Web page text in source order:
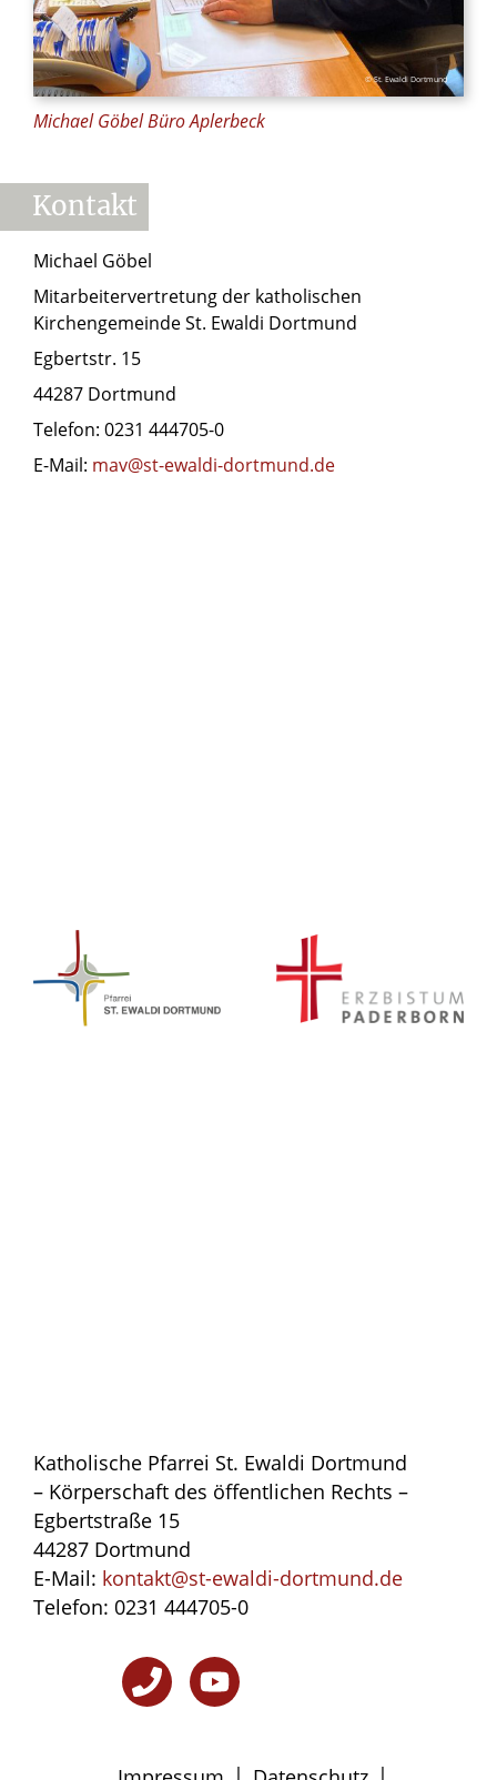
© St. Ewaldi Dortmund
Michael Göbel Büro Aplerbeck
Kontakt
Michael Göbel
Mitarbeitervertretung der katholischen
Kirchengemeinde St. Ewaldi Dortmund
Egbertstr. 15
44287 Dortmund
Telefon: 0231 444705-0
E-Mail: mav@st-ewaldi-dortmund.de
Katholische Pfarrei St. Ewaldi Dortmund
– Körperschaft des öffentlichen Rechts –
Egbertstraße 15
44287 Dortmund
E-Mail: kontakt@st-ewaldi-dortmund.de
Telefon: 0231 444705-0
| |